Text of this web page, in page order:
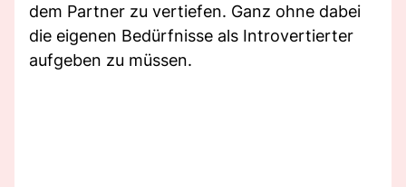
dem Partner zu vertiefen. Ganz ohne dabei
die eigenen Bedürfnisse als Introvertierter
aufgeben zu müssen.